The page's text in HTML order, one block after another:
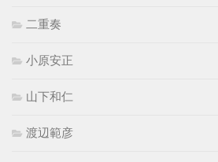
二重奏
小原安正
山下和仁
渡辺範彦